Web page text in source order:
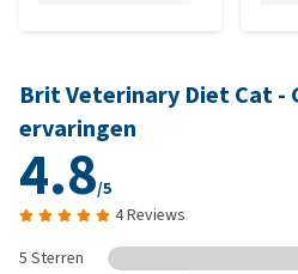
Brit Veterinary Diet Cat -
ervaringen
4.8/5
4 Reviews
5 Sterren